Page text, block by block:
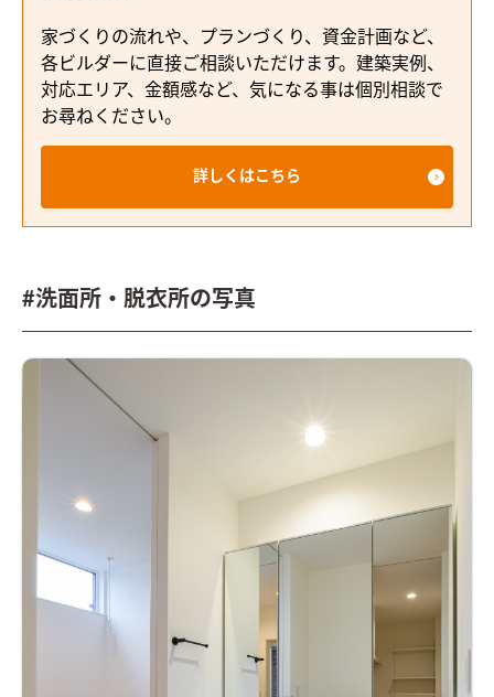
家づくりの流れや、プランづくり、資金計画など、
各ビルダーに直接ご相談いただけます。建築実例、
対応エリア、金額感など、気になる事は個別相談で
お尋ねください。
詳しくはこちら
#洗面所・脱衣所の写真